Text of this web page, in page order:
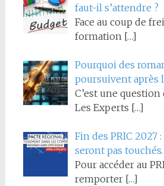
faut-il s’attendre ?
Face au coup de
formation […]
Pourquoi des
poursuivent après
C’est une
Les Experts […]
Fin des PRIC 2027
seront pas
Pour accéder au
remporter […]